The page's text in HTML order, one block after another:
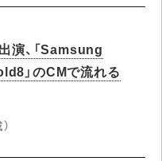
、「Samsung
」のCMで流れる